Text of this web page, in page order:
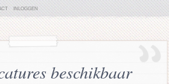
INLOGGEN
beschikbaar